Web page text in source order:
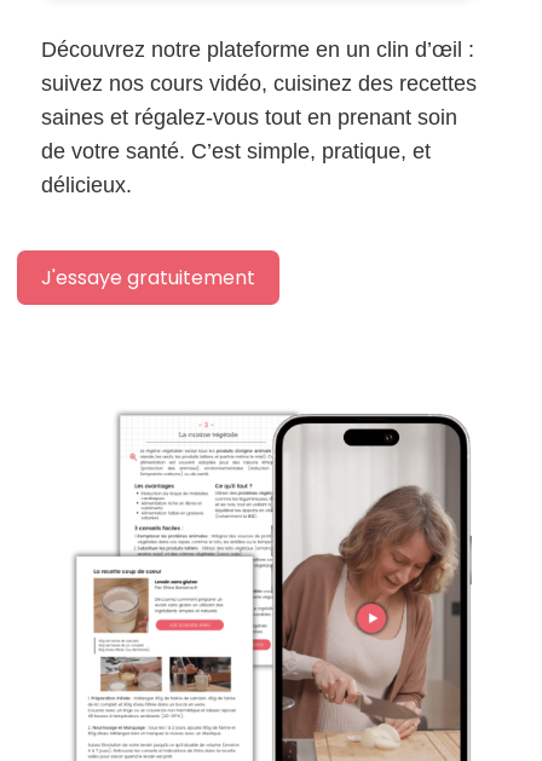
Découvrez notre plateforme en un clin d’œil :
suivez nos cours vidéo, cuisinez des recettes
saines et régalez-vous tout en prenant soin
de votre santé. C’est simple, pratique, et
délicieux.
J'essaye gratuitement